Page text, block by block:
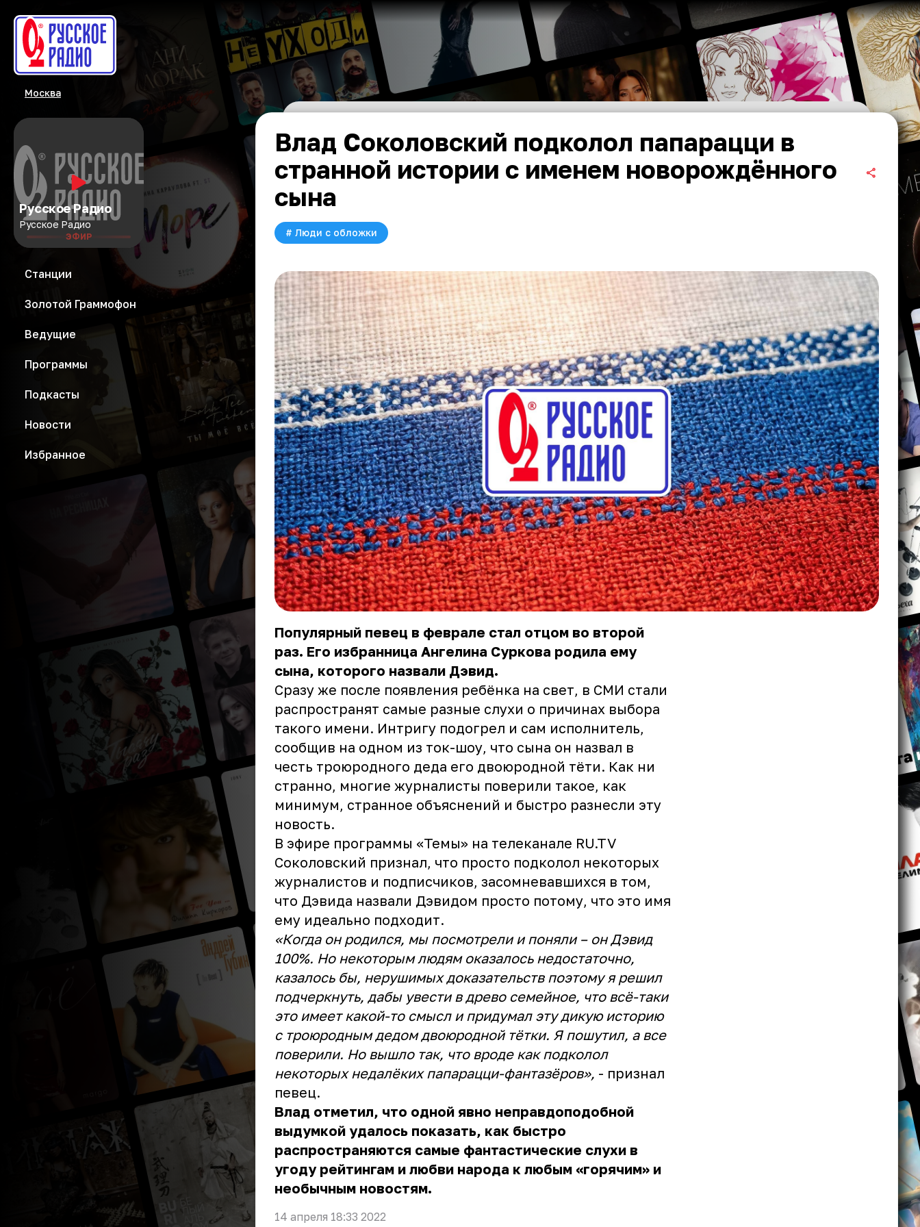
Москва
Русское Радио
Русское Радио
ЭФИР
Станции
Золотой Граммофон
Ведущие
Программы
Подкасты
Новости
Избранное
Влад Соколовский подколол папарацци в
странной истории с именем новорождённого
сына
# Люди с обложки
Популярный певец в феврале стал отцом во второй
раз. Его избранница Ангелина Суркова родила ему
сына, которого назвали Дэвид.
Сразу же после появления ребёнка на свет, в СМИ стали
распространят самые разные слухи о причинах выбора
такого имени. Интригу подогрел и сам исполнитель,
сообщив на одном из ток-шоу, что сына он назвал в
честь троюродного деда его двоюродной тёти. Как ни
странно, многие журналисты поверили такое, как
минимум, странное объяснений и быстро разнесли эту
новость.
В эфире программы «Темы» на телеканале RU.TV
Соколовский признал, что просто подколол некоторых
журналистов и подписчиков, засомневавшихся в том,
что Дэвида назвали Дэвидом просто потому, что это имя
ему идеально подходит.
«Когда он родился, мы посмотрели и поняли – он Дэвид
100%. Но некоторым людям оказалось недостаточно,
казалось бы, нерушимых доказательств поэтому я решил
подчеркнуть, дабы увести в древо семейное, что всё-таки
это имеет какой-то смысл и придумал эту дикую историю
с троюродным дедом двоюродной тётки. Я пошутил, а все
поверили. Но вышло так, что вроде как подколол
некоторых недалёких папарацци-фантазёров», - признал
певец.
Влад отметил, что одной явно неправдоподобной
выдумкой удалось показать, как быстро
распространяются самые фантастические слухи в
угоду рейтингам и любви народа к любым «горячим» и
необычным новостям.
14 апреля 18:33 2022